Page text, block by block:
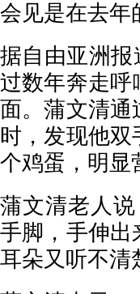
会见是在去年
据自由亚洲
过数年奔走呼
面。蒲文清通
时，发现他双
个鸡蛋，明显
蒲文清老人
手脚，手伸出
耳朵又听不清